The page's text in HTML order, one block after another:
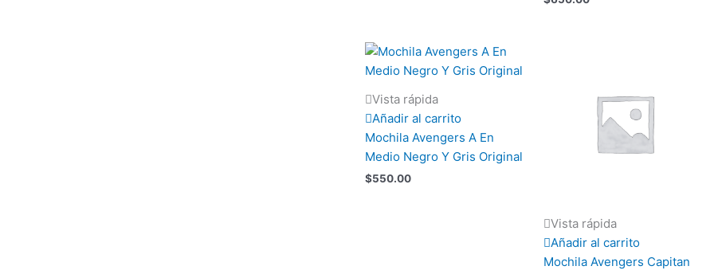
Vista rápida
Añadir al carrito
Mochila Avengers A En
Medio Negro Y Gris Original
$550.00
Vista rápida
Añadir al carrito
Mochila Avengers Capitan